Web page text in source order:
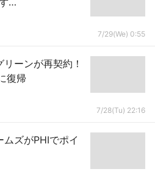
7/29(We) 0:55
リーンが再契約！
復帰
7/28(Tu) 22:16
ムズがPHIでポイ